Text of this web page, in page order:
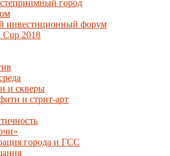
город
инвестиционный форум
2018
и скверы
и стрит-арт
города и ГСС